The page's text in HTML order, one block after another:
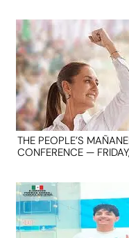
THE PEOPLE’S
CONFERENCE —